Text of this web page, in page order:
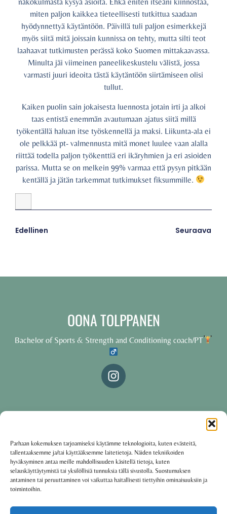
Parhaan kokemuksen tarjoamiseksi käytämme teknologioita, kuten evästeitä,
tallentaaksemme ja/tai käyttääksemme laitetietoja. Näiden tekniikoiden
hyväksyminen antaa meille mahdollisuuden käsitellä tietoja, kuten
selauskäyttäytymistä tai yksilöllisiä tunnuksia tällä sivustolla. Suostumuksen
antaminen tai peruuttaminen voi vaikuttaa haitallisesti tiettyihin ominaisuuksiin ja
toimintoihin.
näkökulmasta kysyä asioita. Ehkä eniten itseäni kiinnostaa,
miten paljon kaikkea tieteellisesti tutkittua saadaan
hyödynnettyä käytäntöön. Päivillä tuli paljon esimerkkejä
myös siitä mitä joissain kunnissa on tehty, mutta silti teot
laahaavat tutkimusten perässä koko Suomen mittakaavassa.
Minulta jäi viimeinen paneelikeskustelu välistä, jossa
varmasti juuri ideoita tästä käytäntöön siirtämiseen olisi
tullut.
Kaiken puolin sain jokaisesta luennosta jotain irti ja alkoi
taas entistä enemmän avautumaan ajatus siitä millä
työkentällä haluan itse työskennellä ja maksi. Liikunta-ala ei
ole pelkkää pt- valmennusta mitä monet luulee vaan alalla
riittää todella paljon työkenttiä eri ikäryhmien ja eri asioiden
parissa. Mutta se on melkein 99% varmaa että pysyn pitkään
kentällä ja jätän tarkemmat tutkimukset fiksummille.
Edellinen Seuraava
OONA TOLPPANEN
Bachelor of Sports & Strength and Conditioning coach/PT
Käyttöehdot·Tietosuojakäytäntö